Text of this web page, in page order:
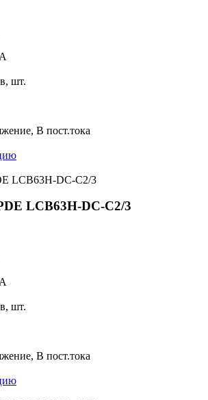
шт.
В пост.тока
LCB63H-DC-C2/3
шт.
В пост.тока